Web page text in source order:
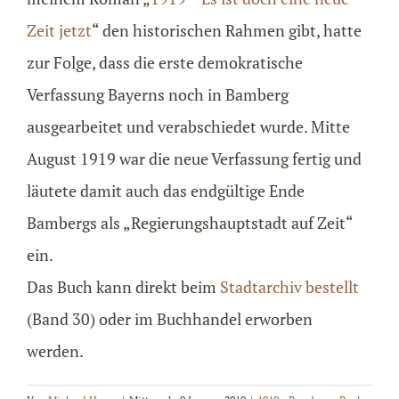
Zeit jetzt“ den historischen Rahmen gibt, hatte
zur Folge, dass die erste demokratische
Verfassung Bayerns noch in Bamberg
ausgearbeitet und verabschiedet wurde. Mitte
August 1919 war die neue Verfassung fertig und
läutete damit auch das endgültige Ende
Bambergs als „Regierungshauptstadt auf Zeit“
ein.
Das Buch kann direkt beim Stadtarchiv bestellt
(Band 30) oder im Buchhandel erworben
werden.